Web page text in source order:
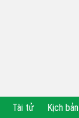
Tài tử Kịch bản